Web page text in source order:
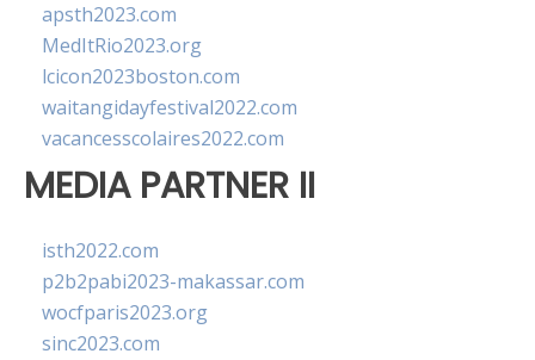
apsth2023.com
MedItRio2023.org
lcicon2023boston.com
waitangidayfestival2022.com
vacancesscolaires2022.com
MEDIA PARTNER II
isth2022.com
p2b2pabi2023-makassar.com
wocfparis2023.org
sinc2023.com